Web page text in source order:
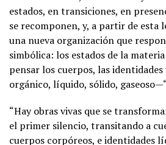
estados, en transiciones, en
se recomponen, y, a partir de esta
una nueva organización que
simbólica: los estados de la
pensar los cuerpos, las
orgánico, líquido, sólido,
“Hay obras vivas que se
el primer silencio, transitando a
cuerpos corpóreos, e identidades